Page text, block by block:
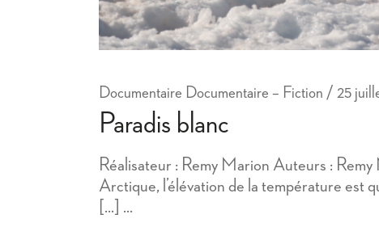
Documentaire Documentaire – Fiction 25
Paradis blanc
Réalisateur : Remy Marion Auteurs :
Arctique, l’élévation de la température est
[...]